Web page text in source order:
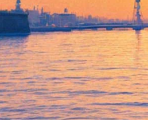
группы, в связи с изменениями в
комментариев к
в этой новости нет,